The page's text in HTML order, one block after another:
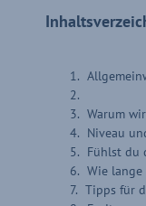
Warum
Niveau
Fühlst du
Wie
Tipps für